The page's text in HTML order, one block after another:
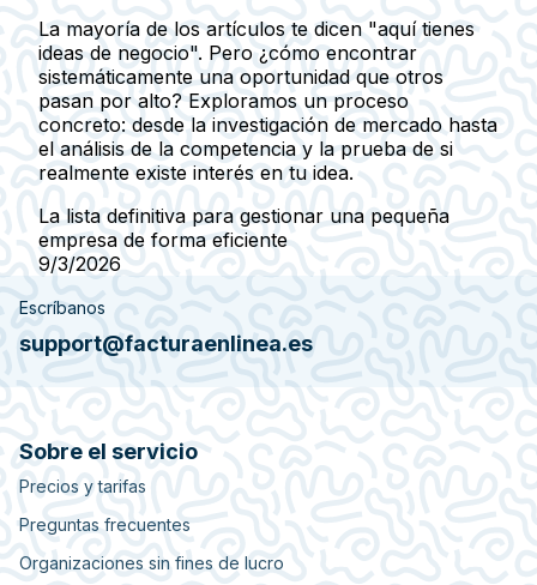
La mayoría de los artículos te dicen "aquí tienes
ideas de negocio". Pero ¿cómo encontrar
sistemáticamente una oportunidad que otros
pasan por alto? Exploramos un proceso
concreto: desde la investigación de mercado hasta
el análisis de la competencia y la prueba de si
realmente existe interés en tu idea.
La lista definitiva para gestionar una pequeña
empresa de forma eficiente
9/3/2026
Escríbanos
support@facturaenlinea.es
Sobre el servicio
Precios y tarifas
Preguntas frecuentes
Organizaciones sin fines de lucro